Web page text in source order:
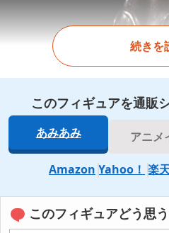
続きを
このフィギュアを通販
あみあみ アニメ
Amazon Yahoo！ 楽
このフィギュアどう思